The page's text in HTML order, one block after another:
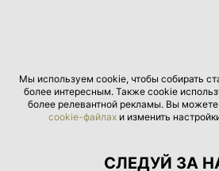
Мы используем cookie, чтобы собирать
более интересным. Также cookie
более релевантной рекламы. Вы можете
cookie-файлах и изменить
СЛЕДУЙ ЗА